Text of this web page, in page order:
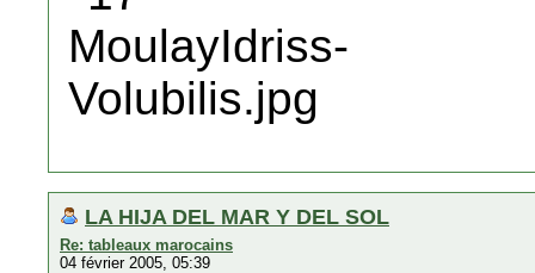
LA HIJA DEL MAR Y DEL SOL
Re: tableaux marocains
04 février 2005, 05:39